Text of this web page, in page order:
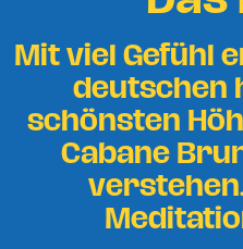
Mit viel Gefühl
deutschen
schönsten
Cabane